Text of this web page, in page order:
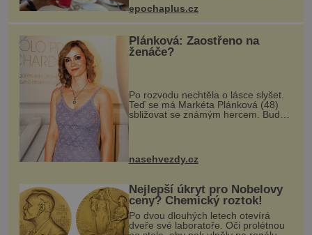
Fungují sice dobře, mají ale jednu
epochaplus.cz
Plánková: Zaostřeno na
ženáče?
Po rozvodu nechtěla o lásce slyšet.
Teď se má Markéta Plánková (48)
sbližovat se známým hercem. Bude
to ale opravdu cesta ke štěstí? Po
rozvodu s novinářem Danielem
Markéta
nasehvezdy.cz
Nejlepší úkryt pro Nobelovy
ceny? Chemický roztok!
Po dvou dlouhých letech otevírá
dveře své laboratoře. Oči prolétnou